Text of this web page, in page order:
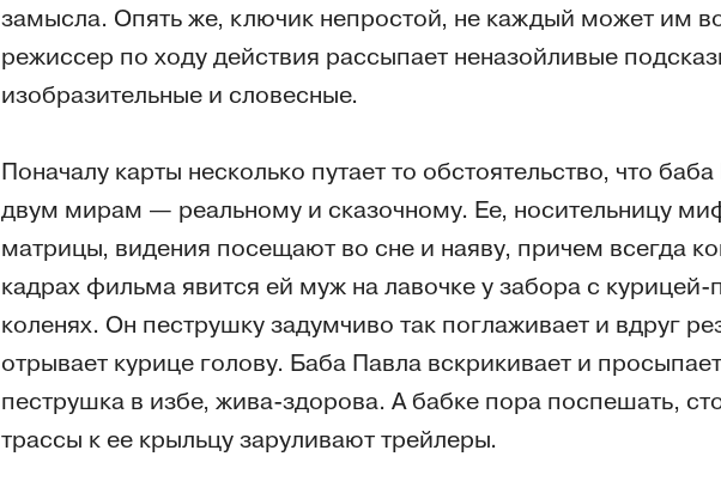
замысла. Опять же, ключик непростой, не каждый может им
режиссер по ходу действия рассыпает неназойливые
изобразительные и словесные.
Поначалу карты несколько путает то обстоятельство, что
двум мирам — реальному и сказочному. Ее, носительницу
матрицы, видения посещают во сне и наяву, причем всегда
кадрах фильма явится ей муж на лавочке у забора с
коленях. Он пеструшку задумчиво так поглаживает и вдруг
отрывает курице голову. Баба Павла вскрикивает и
пеструшка в избе, жива-здорова. А бабке пора поспешать,
трассы к ее крыльцу заруливают трейлеры.